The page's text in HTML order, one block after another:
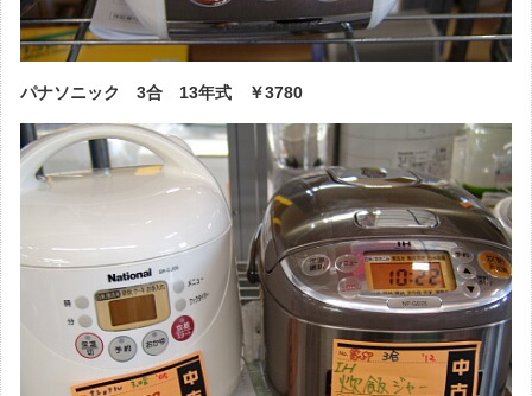
パナソニック 3合 13年式 ￥3780